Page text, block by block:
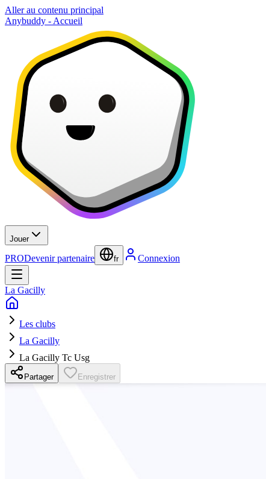
Aller au contenu principal
Anybuddy - Accueil
Jouer
PRODevenir partenaire fr Connexion
La Gacilly
Les clubs
La Gacilly
La Gacilly Tc Usg
Partager Enregistrer